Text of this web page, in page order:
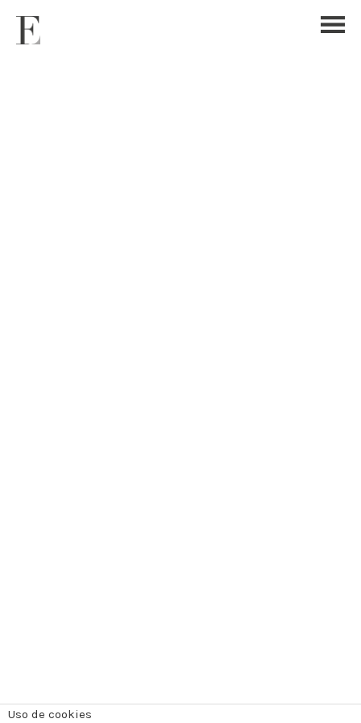
Uso de cookies